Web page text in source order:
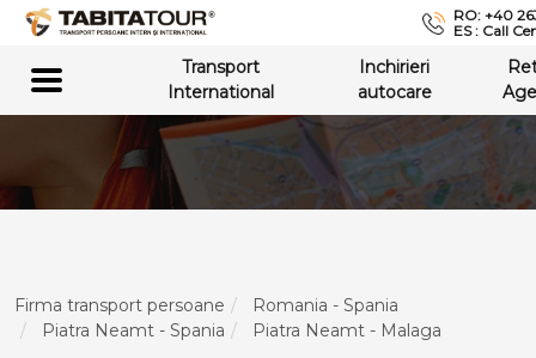
RO: +40
ES : Call
Transport
International
Inchirieri
autocare
Firma transport persoane
Romania - Spania
Piatra Neamt - Spania
Piatra Neamt - Malaga